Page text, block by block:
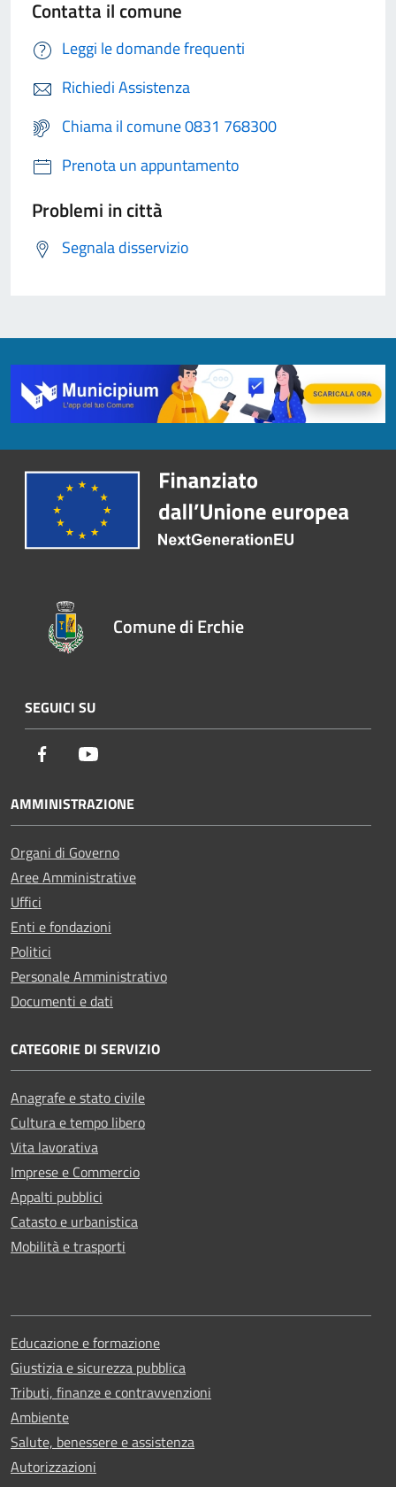
Contatta il comune
Leggi le domande frequenti
Richiedi Assistenza
Chiama il comune 0831 768300
Prenota un appuntamento
Problemi in città
Segnala disservizio
Comune di Erchie
SEGUICI SU
Facebook
AMMINISTRAZIONE
Organi di Governo
Aree Amministrative
Uffici
Enti e fondazioni
Politici
Personale Amministrativo
Documenti e dati
CATEGORIE DI SERVIZIO
Anagrafe e stato civile
Cultura e tempo libero
Vita lavorativa
Imprese e Commercio
Appalti pubblici
Catasto e urbanistica
Mobilità e trasporti
Educazione e formazione
Giustizia e sicurezza pubblica
Tributi, finanze e contravvenzioni
Ambiente
Salute, benessere e assistenza
Autorizzazioni